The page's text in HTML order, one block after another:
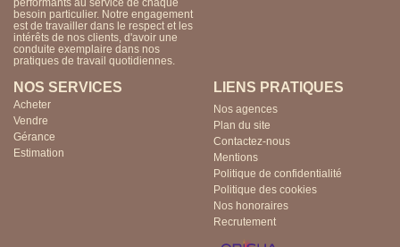
besoin particulier. Notre engagement
est de travailler dans le respect et les
intérêts de nos clients, d'avoir une
conduite exemplaire dans nos
pratiques de travail quotidiennes.
NOS SERVICES
Acheter
Vendre
Gérance
Estimation
LIENS PRATIQUES
Nos agences
Plan du site
Contactez-nous
Mentions
Politique de confidentialité
Politique des cookies
Nos honoraires
Recrutement